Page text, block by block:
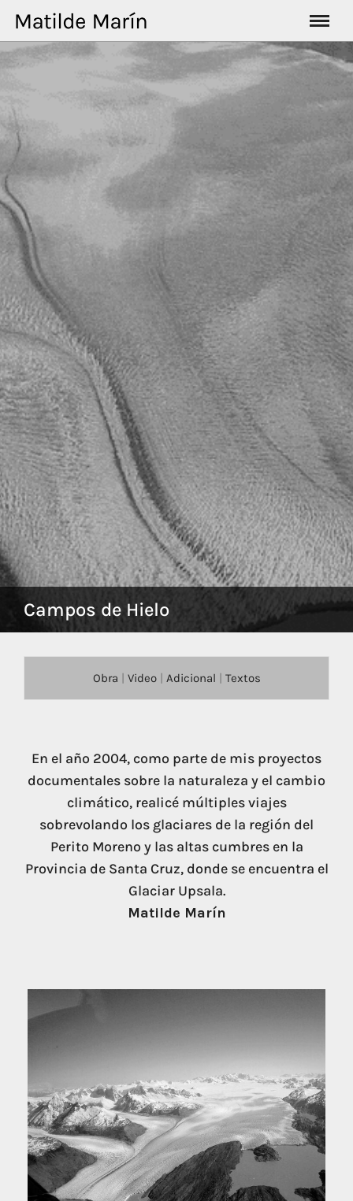
Campos de Hielo
Obra | Video| Adicional | Textos
En el año 2004, como parte de mis proyectos
documentales sobre la naturaleza y el cambio
climático, realicé múltiples viajes
sobrevolando los glaciares de la región del
Perito Moreno y las altas cumbres en la
Provincia de Santa Cruz, donde se encuentra el
Glaciar Upsala.
Matilde Marín